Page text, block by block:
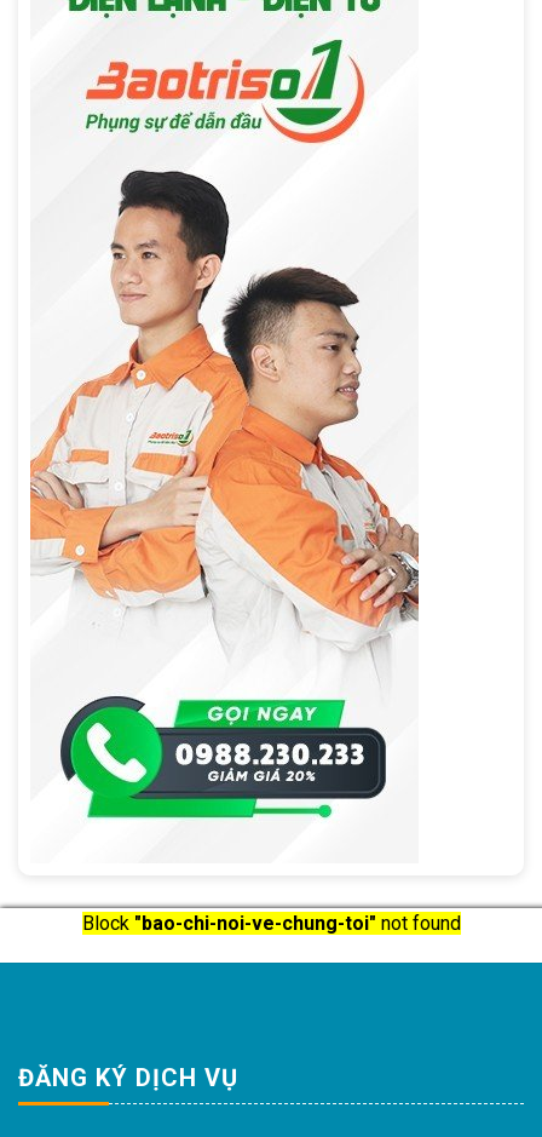
Block "bao-chi-noi-ve-chung-toi" not found
ĐĂNG KÝ DỊCH VỤ